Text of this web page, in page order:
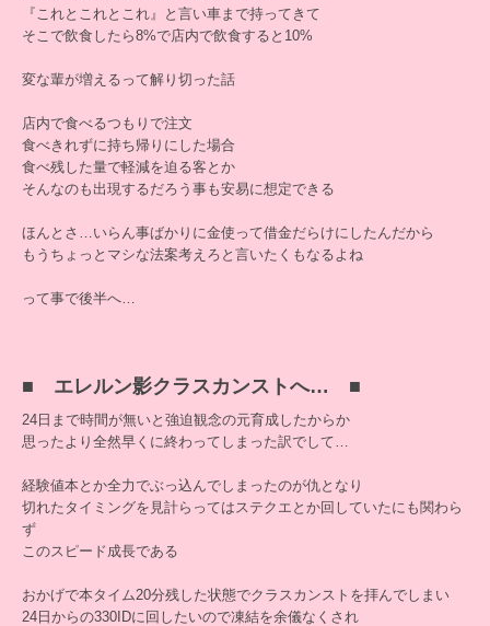
『これとこれとこれ』と言い車まで持ってきて
そこで飲食したら8%で店内で飲食すると10%
変な輩が増えるって解り切った話
店内で食べるつもりで注文
食べきれずに持ち帰りにした場合
食べ残した量で軽減を迫る客とか
そんなのも出現するだろう事も安易に想定できる
ほんとさ…いらん事ばかりに金使って借金だらけにしたんだから
もうちょっとマシな法案考えろと言いたくもなるよね
って事で後半へ…
■ エレルン影クラスカンストへ… ■
24日まで時間が無いと強迫観念の元育成したからか
思ったより全然早くに終わってしまった訳でして…
経験値本とか全力でぶっ込んでしまったのが仇となり
切れたタイミングを見計らってはステクエとか回していたにも関わら
ず
このスピード成長である
おかげで本タイム20分残した状態でクラスカンストを拝んでしまい
24日からの330IDに回したいので凍結を余儀なくされ